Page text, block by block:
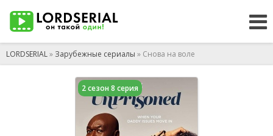
LORDSERIAL» Зарубежные сериалы » Снова на воле
2 сезон 8 серия